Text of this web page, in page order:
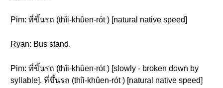
Pim: ที่ขึ้นรถ (thîi-khûen-rót ) [natural native speed]
Ryan: Bus stand.
Pim: ที่ขึ้นรถ (thîi-khûen-rót ) [slowly - broken down by
syllable]. ที่ขึ้นรถ (thîi-khûen-rót ) [natural native speed]